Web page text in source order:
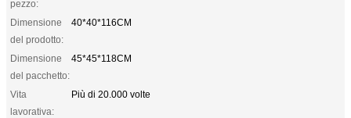
pezzo:
Dimensione
del prodotto:
40*40*116CM
Dimensione
del pacchetto:
45*45*118CM
Vita
lavorativa:
Più di 20.000 volte